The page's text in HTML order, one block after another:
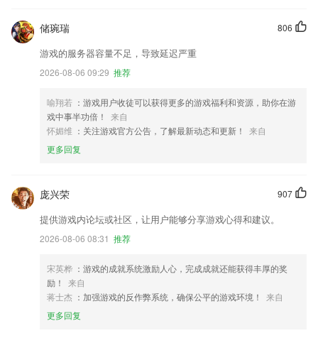
806
储琬瑞
游戏的服务器容量不足，导致延迟严重
2026-08-06 09:29 推荐
喻翔若 ：游戏用户收徒可以获得更多的游戏福利和资源，助你在游
戏中事半功倍！
来自
怀媚维 ：关注游戏官方公告，了解最新动态和更新！
来自
更多回复
907
庞兴荣
提供游戏内论坛或社区，让用户能够分享游戏心得和建议。
2026-08-06 08:31 推荐
宋英桦 ：游戏的成就系统激励人心，完成成就还能获得丰厚的奖
励！
来自
蒋士杰 ：加强游戏的反作弊系统，确保公平的游戏环境！
来自
更多回复